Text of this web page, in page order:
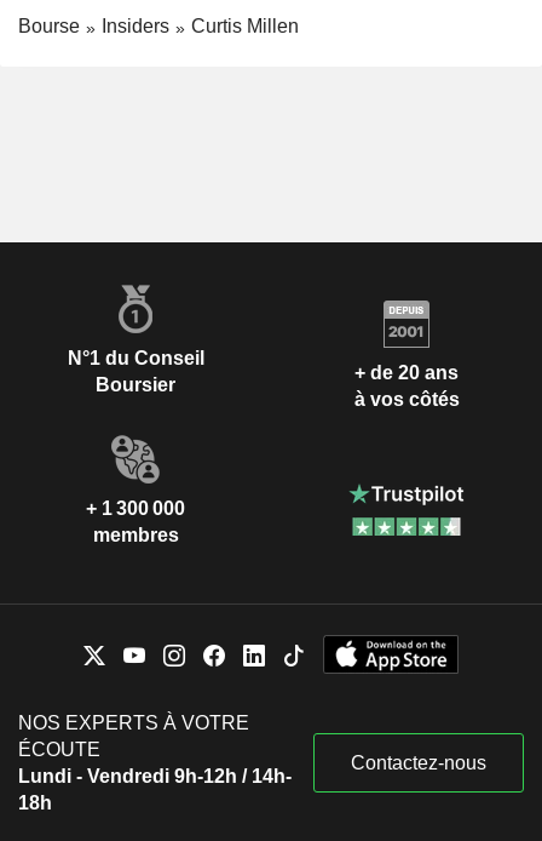
Bourse Insiders Curtis Millen
N°1 du Conseil
Boursier
+ de 20 ans
à vos côtés
+ 1 300 000
membres
NOS EXPERTS À VOTRE
ÉCOUTE
Lundi - Vendredi 9h-12h / 14h-
18h
Contactez-nous